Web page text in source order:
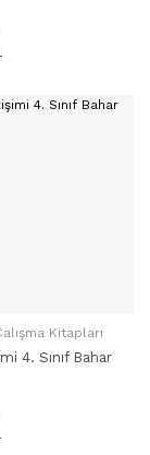
EKLE
Kitapları
4. Sınıf Bahar